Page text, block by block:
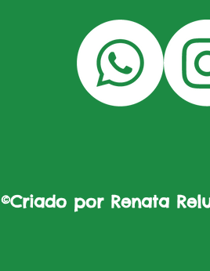
©Criado por Renata